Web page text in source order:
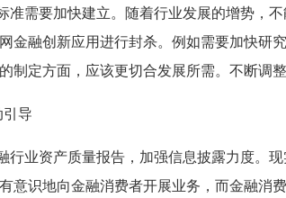
准需要加快建立。随着行业发展的增势，
金融创新应用进行封杀。例如需要加快研
制定方面，应该更切合发展所需。不断调整
导
行业资产质量报告，加强信息披露力度。
意识地向金融消费者开展业务，而金融消